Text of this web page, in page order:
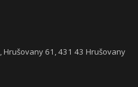
, Hrušovany 61, 431 43 Hrušovany